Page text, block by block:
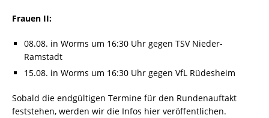
Frauen II:
08.08. in Worms um 16:30 Uhr gegen TSV Nieder-
Ramstadt
15.08. in Worms um 16:30 Uhr gegen VfL Rüdesheim
Sobald die endgültigen Termine für den Rundenauftakt
feststehen, werden wir die Infos hier veröffentlichen.